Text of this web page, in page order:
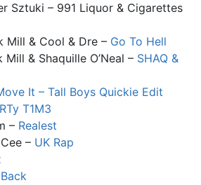
Sztuki – 991 Liquor & Cigarettes
Mill & Cool & Dre – Go To Hell
& Shaquille O’Neal – SHAQ &
It – Tall Boys Quickie Edit
T1M3
– Realest
– UK Rap